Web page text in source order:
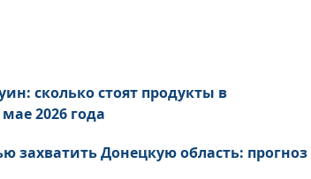
сколько стоят продукты в
2026 года
захватить Донецкую область: прогноз